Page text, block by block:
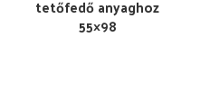
tetőfedő anyaghoz
55×98